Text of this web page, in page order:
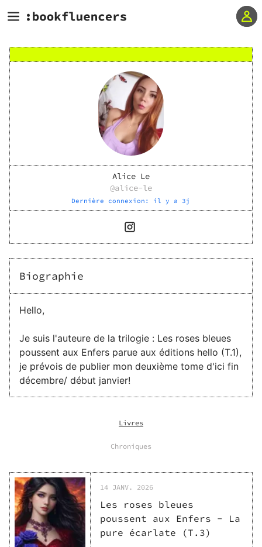
Biographie
Hello,
Je suis l'auteure de la trilogie : Les roses bleues
poussent aux Enfers parue aux éditions hello (T.1),
je prévois de publier mon deuxième tome d'ici fin
décembre/ début janvier!
Alice Le
@alice-le
Dernière connexion: il y a 3j
Livres
Chroniques
14 JANV. 2026
Les roses bleues
poussent aux Enfers - La
pure écarlate (T.3)